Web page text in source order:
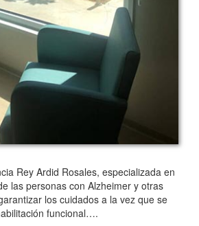
Rey Ardid Rosales, especializada en
las personas con Alzheimer y otras
los cuidados a la vez que se
funcional….